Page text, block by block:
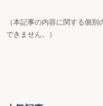
（本記事の内容に関する個
できません。）